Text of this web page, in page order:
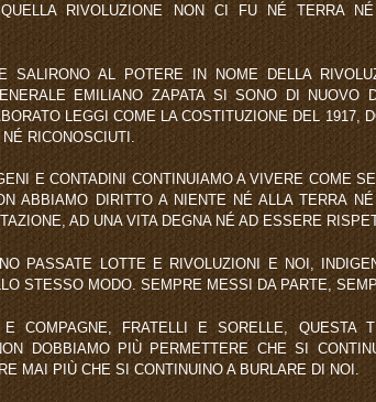
RIVOLUZIONE NON CI FU NÉ TERRA
SALIRONO AL POTERE IN NOME DELLA
EMILIANO ZAPATA SI SONO DI NUOVO
LEGGI COME LA COSTITUZIONE DEL 1917,
RICONOSCIUTI.
E CONTADINI CONTINUIAMO A VIVERE COME
ABBIAMO DIRITTO A NIENTE NÉ ALLA TERRA NÉ
AD UNA VITA DEGNA NÉ AD ESSERE
PASSATE LOTTE E RIVOLUZIONI E NOI,
STESSO MODO. SEMPRE MESSI DA PARTE,
E COMPAGNE, FRATELLI E SORELLE, QUESTA
DOBBIAMO PIÙ PERMETTERE CHE SI
MAI PIÙ CHE SI CONTINUINO A BURLARE DI NOI.